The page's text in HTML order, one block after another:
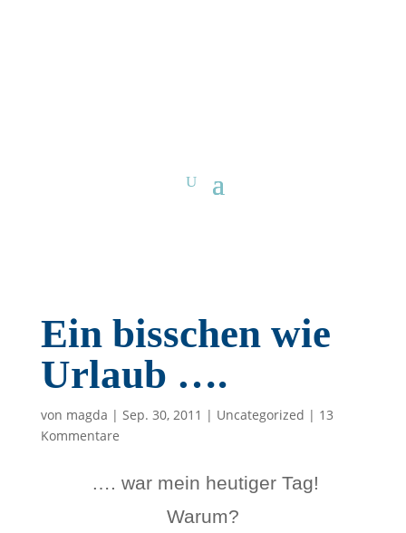
Ein bisschen wie
Urlaub ….
von magda | Sep. 30, 2011 | Uncategorized | 13
Kommentare
…. war mein heutiger Tag!
Warum?